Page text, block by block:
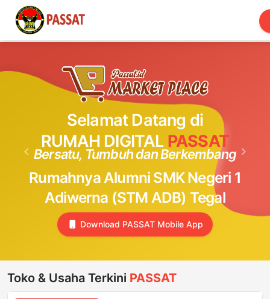
Selamat Datang di
RUMAH DIGITAL PASSAT
Bersatu, Tumbuh dan Berkembang
Rumahnya Alumni SMK Negeri 1
Adiwerna (STM ADB) Tegal
Download PASSAT Mobile App
keyboard_arrow_leftPrevious keyboard_arrow_rightNext
Toko & Usaha Terkini PASSAT